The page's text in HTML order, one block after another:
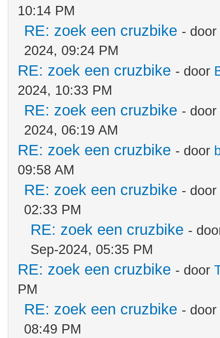
10:14 PM
RE: zoek een cruzbike - door
2024, 09:24 PM
RE: zoek een cruzbike - door
2024, 10:33 PM
RE: zoek een cruzbike - door
2024, 06:19 AM
RE: zoek een cruzbike - door
09:58 AM
RE: zoek een cruzbike - door
02:33 PM
RE: zoek een cruzbike -
Sep-2024, 05:35 PM
RE: zoek een cruzbike - door
PM
RE: zoek een cruzbike - door
08:49 PM